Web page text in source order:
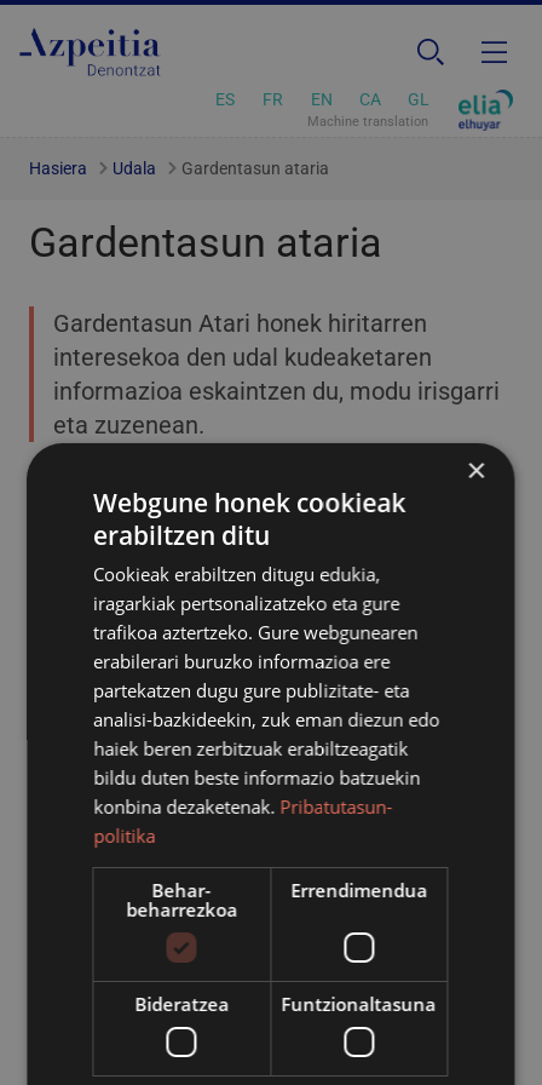
ES FR EN CA GL
Machine translation
Hasiera Udala Gardentasun ataria
Gardentasun ataria
Gardentasun Atari honek hiritarren
interesekoa den udal kudeaketaren
informazioa eskaintzen du, modu irisgarri
eta zuzenean.
Erakundeari eta antolamenduari buruzko
informazioa
Informazio juridiko-normatiboa eta
hartutako erabakien informazioa
Kudeaketa publikoari buruzko
informazioa: kontratuak, hitzarmenak eta
dirulaguntzak
Erakundearen zerbitzurako langileei
buruzko informazioa
Informazio ekonomiko-finantzarioa eta
aurrekontuei buruzko informazioa
×
Webgune honek cookieak
erabiltzen ditu
Cookieak erabiltzen ditugu edukia,
iragarkiak pertsonalizatzeko eta gure
trafikoa aztertzeko. Gure webgunearen
erabilerari buruzko informazioa ere
partekatzen dugu gure publizitate- eta
analisi-bazkideekin, zuk eman diezun edo
haiek beren zerbitzuak erabiltzeagatik
bildu duten beste informazio batzuekin
konbina dezaketenak. Pribatutasun-
politika
Behar-
beharrezkoa
Errendimendua
Bideratzea Funtzionaltasuna